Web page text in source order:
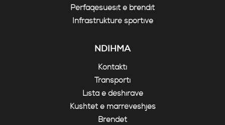
Përfaqësuesit e brendit
Infrastrukturë sportive
NDIHMA
Kontakti
Transporti
Lista e dëshirave
Kushtet e marrëveshjes
Brendet